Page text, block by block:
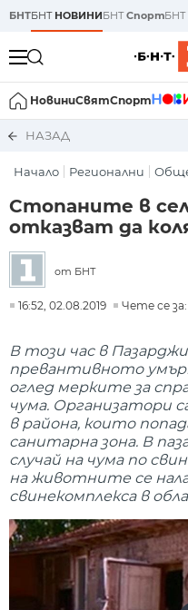
БНТБНТ НОВИНИБНТСпортБНТ
НовиниСвятСпорт
НАЗАД
Начало Регионални
Стопаните в
отказват да
от БНТ
16:52, 02.08.2019 Чете се
В този час в
превантивното
оглед мерките за
чума. Организатори
в района, които
санитарна зона. В
случай на чума по
на животните се
свинекомплекса в